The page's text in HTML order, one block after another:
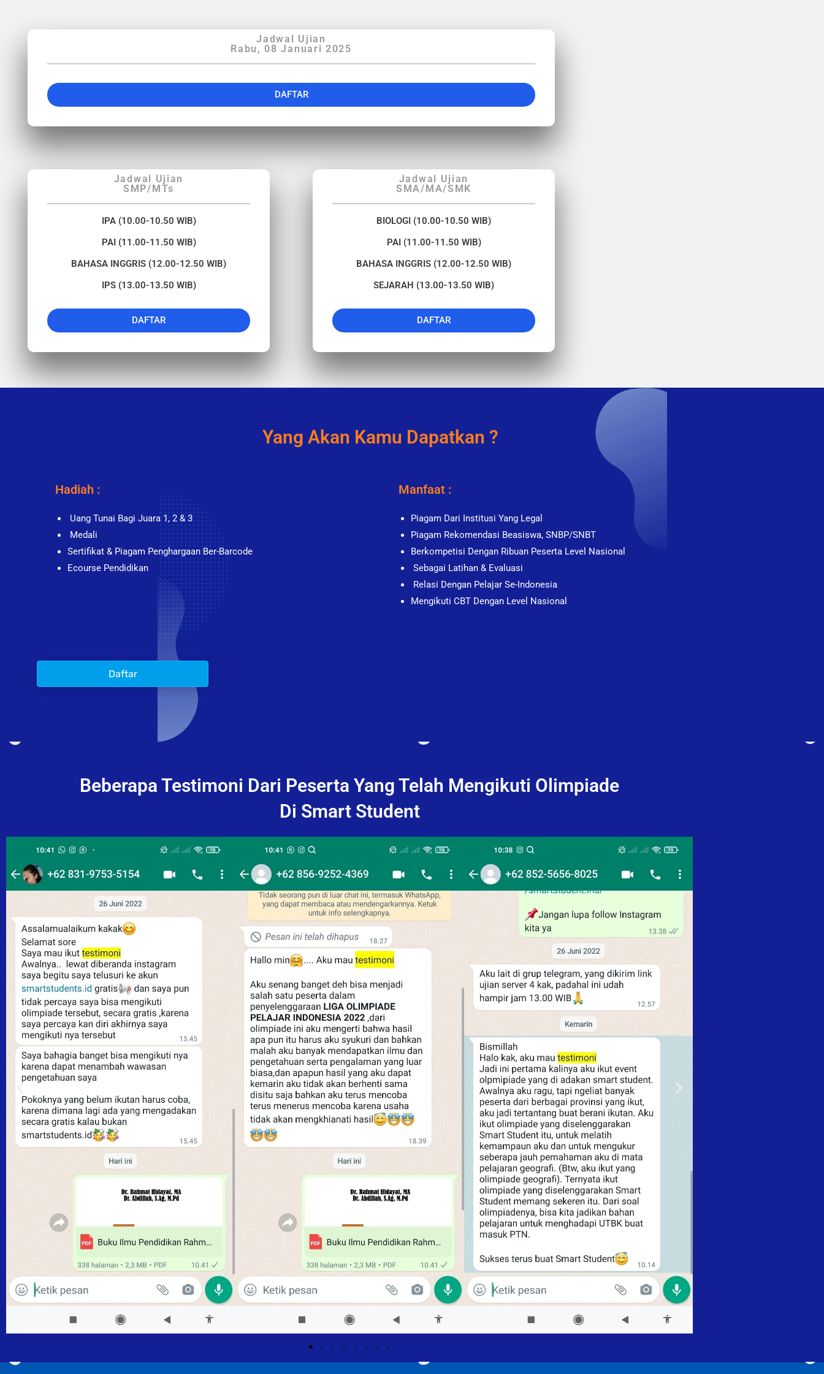
Jadwal Ujian
Rabu, 08 Januari 2025
DAFTAR
Jadwal Ujian
SMP/MTs
IPA (10.00-10.50 WIB)
PAI (11.00-11.50 WIB)
BAHASA INGGRIS (12.00-12.50 WIB)
IPS (13.00-13.50 WIB)
DAFTAR
Jadwal Ujian
SMA/MA/SMK
BIOLOGI (10.00-10.50 WIB)
PAI (11.00-11.50 WIB)
BAHASA INGGRIS (12.00-12.50 WIB)
SEJARAH (13.00-13.50 WIB)
DAFTAR
Yang Akan Kamu Dapatkan ?
Hadiah :
Uang Tunai Bagi Juara 1, 2 & 3
Medali
Sertifikat & Piagam Penghargaan Ber-Barcode
Ecourse Pendidikan
Manfaat :
Piagam Dari Institusi Yang Legal
Piagam Rekomendasi Beasiswa, SNBP/SNBT
Berkompetisi Dengan Ribuan Peserta Level Nasional
Sebagai Latihan & Evaluasi
Relasi Dengan Pelajar Se-Indonesia
Mengikuti CBT Dengan Level Nasional
Daftar
Beberapa Testimoni Dari Peserta Yang Telah Mengikuti Olimpiade
Di Smart Student